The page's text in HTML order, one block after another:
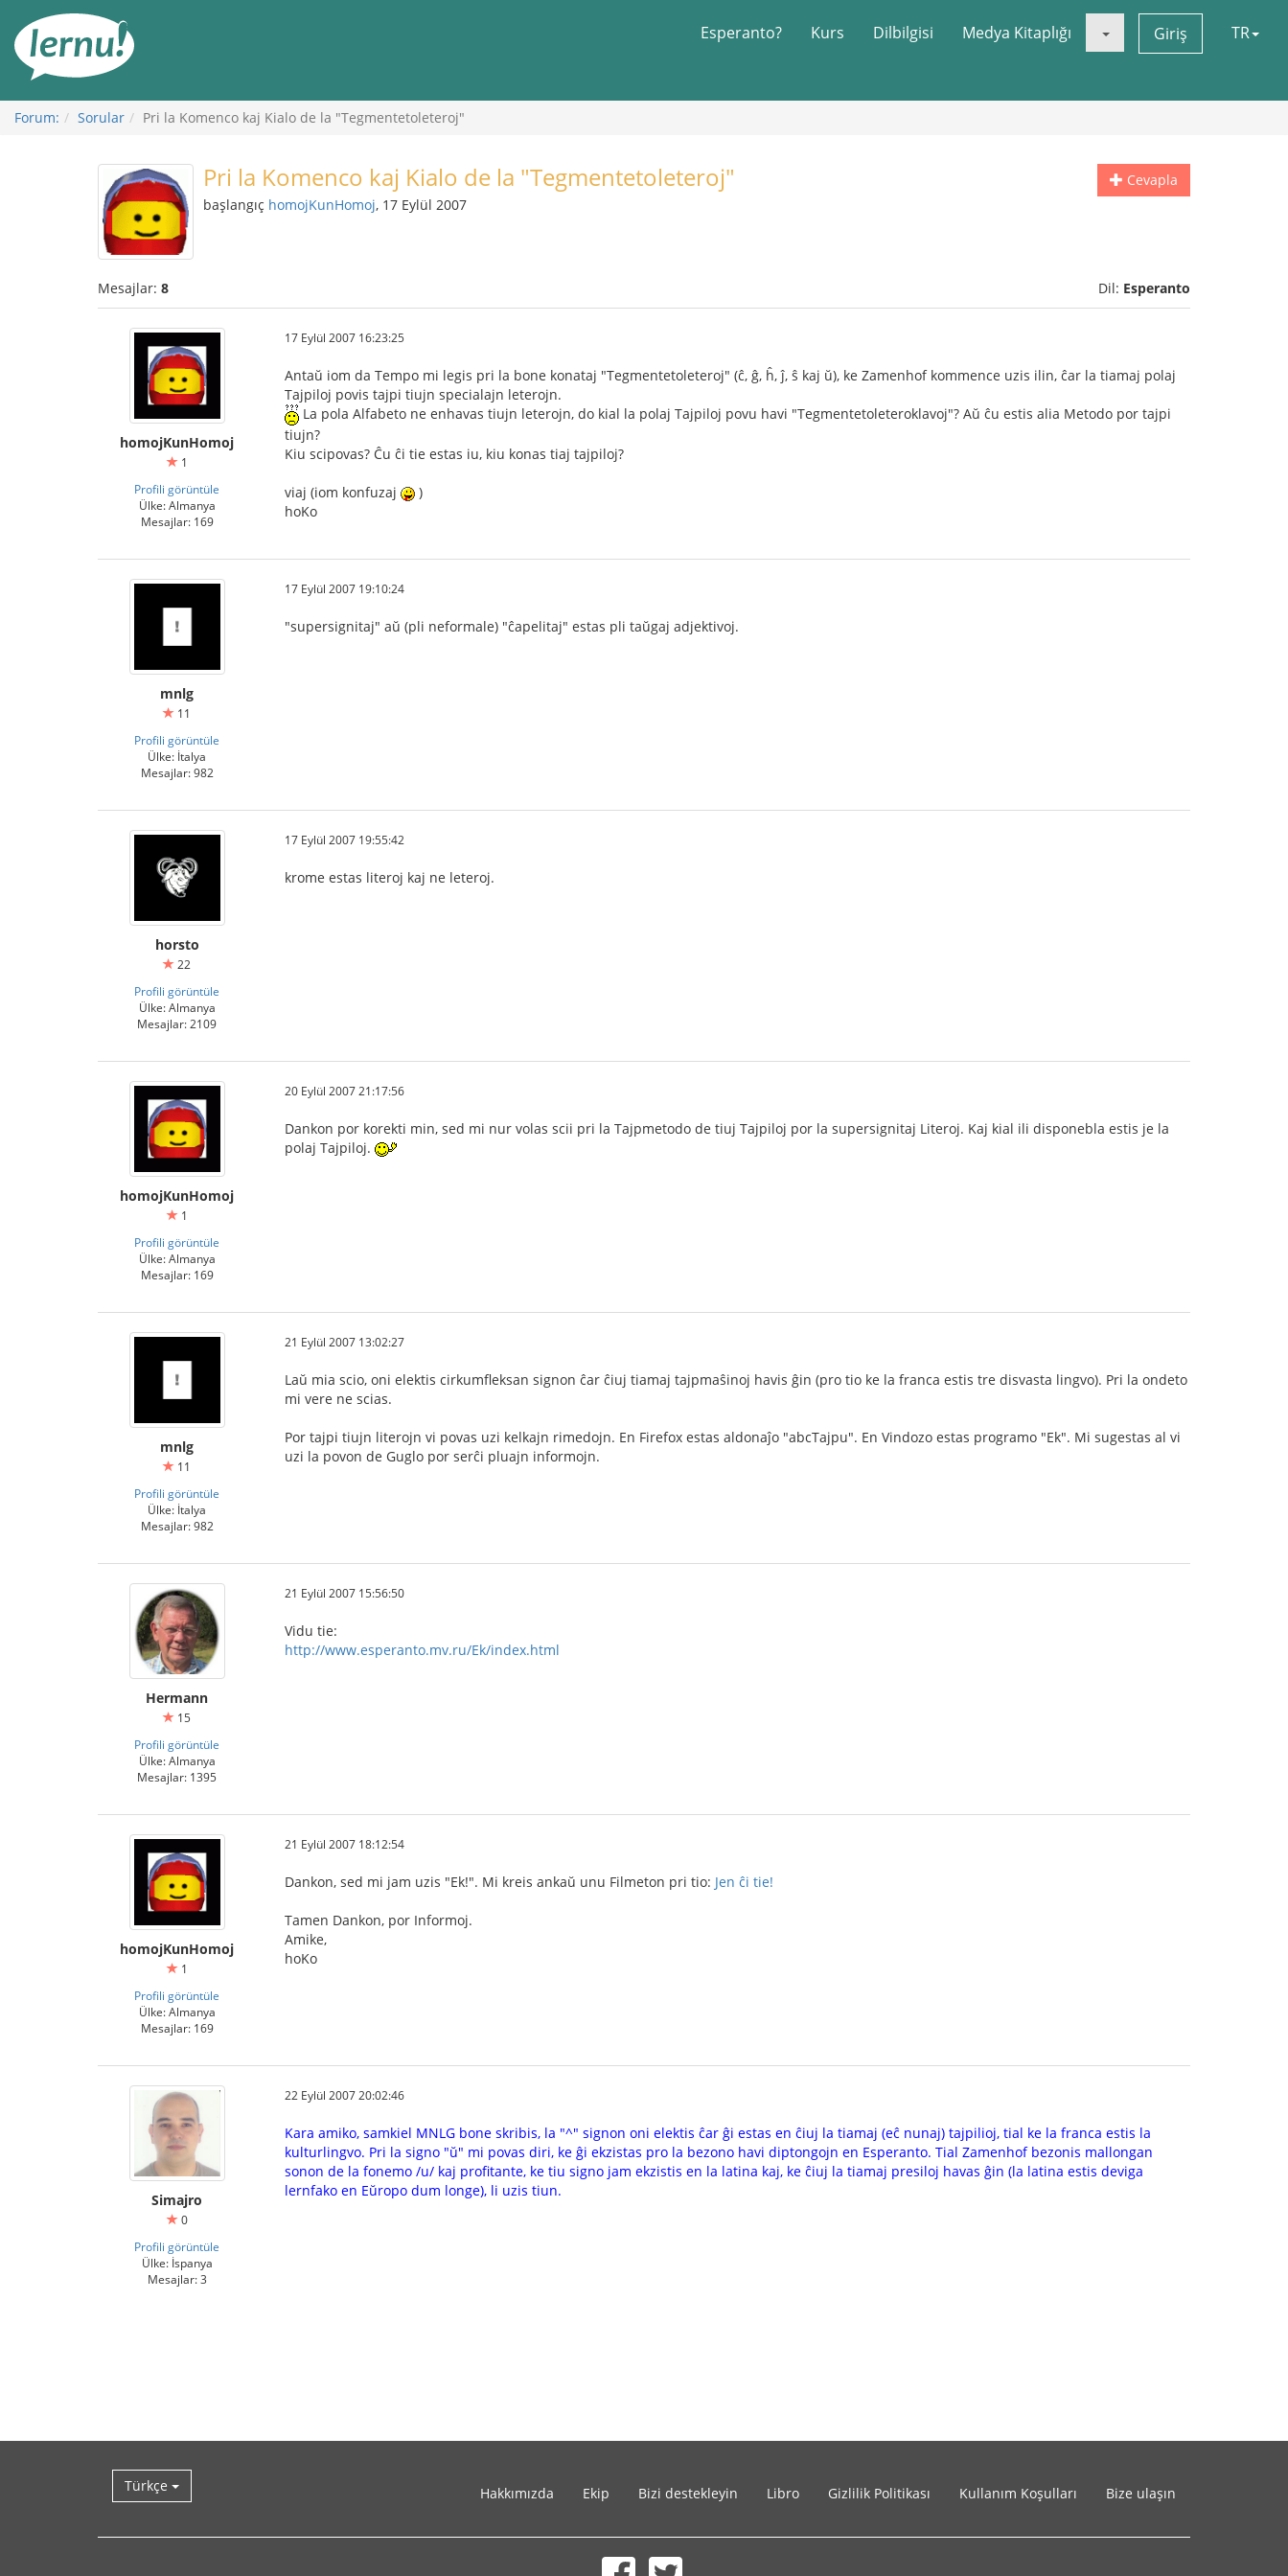
Görüntüleme
Esperanto? Kurs Dilbilgisi Medya Kitaplığı Giriş TR
Forum: Sorular Pri la Komenco kaj Kialo de la "Tegmentetoleteroj"
Cevapla
Pri la Komenco kaj Kialo de la "Tegmentetoleteroj"
başlangıç homojKunHomoj, 17 Eylül 2007
Mesajlar: 8 Dil: Esperanto
homojKunHomoj
1
Profili görüntüle
Ülke: Almanya
Mesajlar: 169
17 Eylül 2007 16:23:25
Antaŭ iom da Tempo mi legis pri la bone konataj "Tegmentetoleteroj" (ĉ, ĝ, ĥ, ĵ, ŝ kaj ŭ), ke Zamenhof kommence uzis ilin, ĉar la tiamaj polaj
Tajpiloj povis tajpi tiujn specialajn leterojn.
La pola Alfabeto ne enhavas tiujn leterojn, do kial la polaj Tajpiloj povu havi "Tegmentetoleteroklavoj"? Aŭ ĉu estis alia Metodo por tajpi
tiujn?
Kiu scipovas? Ĉu ĉi tie estas iu, kiu konas tiaj tajpiloj?
viaj (iom konfuzaj
)
hoKo
mnlg
11
Profili görüntüle
Ülke: İtalya
Mesajlar: 982
17 Eylül 2007 19:10:24
"supersignitaj" aŭ (pli neformale) "ĉapelitaj" estas pli taŭgaj adjektivoj.
horsto
22
Profili görüntüle
Ülke: Almanya
Mesajlar: 2109
17 Eylül 2007 19:55:42
krome estas literoj kaj ne leteroj.
homojKunHomoj
1
Profili görüntüle
Ülke: Almanya
Mesajlar: 169
20 Eylül 2007 21:17:56
Dankon por korekti min, sed mi nur volas scii pri la Tajpmetodo de tiuj Tajpiloj por la supersignitaj Literoj. Kaj kial ili disponebla estis je la
polaj Tajpiloj.
mnlg
11
Profili görüntüle
Ülke: İtalya
Mesajlar: 982
21 Eylül 2007 13:02:27
Laŭ mia scio, oni elektis cirkumfleksan signon ĉar ĉiuj tiamaj tajpmaŝinoj havis ĝin (pro tio ke la franca estis tre disvasta lingvo). Pri la ondeto
mi vere ne scias.
Por tajpi tiujn literojn vi povas uzi kelkajn rimedojn. En Firefox estas aldonaĵo "abcTajpu". En Vindozo estas programo "Ek". Mi sugestas al vi
uzi la povon de Guglo por serĉi pluajn informojn.
Hermann
15
Profili görüntüle
Ülke: Almanya
Mesajlar: 1395
21 Eylül 2007 15:56:50
Vidu tie:
http://www.esperanto.mv.ru/Ek/index.html
homojKunHomoj
1
Profili görüntüle
Ülke: Almanya
Mesajlar: 169
21 Eylül 2007 18:12:54
Dankon, sed mi jam uzis "Ek!". Mi kreis ankaŭ unu Filmeton pri tio: Jen ĉi tie!
Tamen Dankon, por Informoj.
Amike,
hoKo
Simajro
0
Profili görüntüle
Ülke: İspanya
Mesajlar: 3
22 Eylül 2007 20:02:46
Kara amiko, samkiel MNLG bone skribis, la "^" signon oni elektis ĉar ĝi estas en ĉiuj la tiamaj (eĉ nunaj) tajpilioj, tial ke la franca estis la
kulturlingvo. Pri la signo "ŭ" mi povas diri, ke ĝi ekzistas pro la bezono havi diptongojn en Esperanto. Tial Zamenhof bezonis mallongan
sonon de la fonemo /u/ kaj profitante, ke tiu signo jam ekzistis en la latina kaj, ke ĉiuj la tiamaj presiloj havas ĝin (la latina estis deviga
lernfako en Eŭropo dum longe), li uzis tiun.
Türkçe Hakkımızda Ekip Bizi destekleyin Libro Gizlilik Politikası Kullanım Koşulları Bize ulaşın